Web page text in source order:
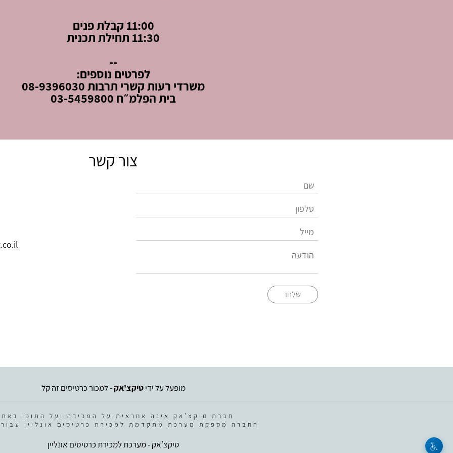
11:00 קבלת פנים
11:30 תחילת תכנית
--
לפרטים נוספים:
משרדי רעות קשרי תרבות 08-9396030
בית הפלמ״ח 03-5459800
צור קשר
שלחו
מופעל על ידיטיקצ'אק- למכור כרטיסים זה קל
חברת טיקצ'אק אינה אחראית על המכירה ועל התוכן
החברה מספקת מערכת מתקדמת למכירת כרטיסים אונליין
טיקצ'אק - מערכת למכירת כרטיסים אונליין